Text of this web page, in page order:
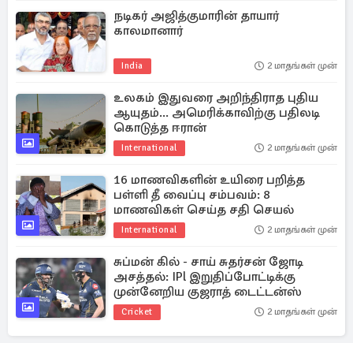
நடிகர் அஜித்குமாரின் தாயார்
காலமானார்
India 2 மாதங்கள் முன்
உலகம் இதுவரை அறிந்திராத புதிய
ஆயுதம்... அமெரிக்காவிற்கு பதிலடி
கொடுத்த ஈரான்
International 2 மாதங்கள் முன்
16 மாணவிகளின் உயிரை பறித்த
பள்ளி தீ வைப்பு சம்பவம்: 8
மாணவிகள் செய்த சதி செயல்
International 2 மாதங்கள் முன்
சுப்மன் கில் - சாய் சுதர்சன் ஜோடி
அசத்தல்: IPl இறுதிப்போட்டிக்கு
முன்னேறிய குஜராத் டைட்டன்ஸ்
Cricket 2 மாதங்கள் முன்